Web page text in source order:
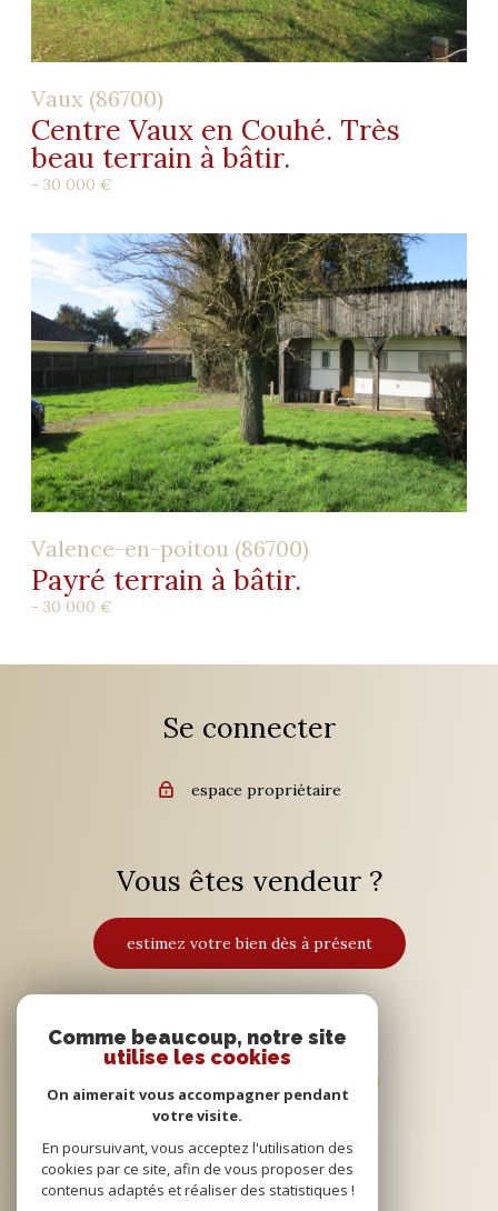
Vaux (86700)
Centre Vaux en Couhé. Très
beau terrain à bâtir.
- 30 000 €
Valence-en-poitou (86700)
Payré terrain à bâtir.
- 30 000 €
Se connecter
espace propriétaire
Vous êtes vendeur ?
estimez votre bien dès à présent
Adhérents
Comme beaucoup, notre site
utilise les cookies
On aimerait vous accompagner pendant
votre visite.
En poursuivant, vous acceptez l'utilisation des
cookies par ce site, afin de vous proposer des
contenus adaptés et réaliser des statistiques !